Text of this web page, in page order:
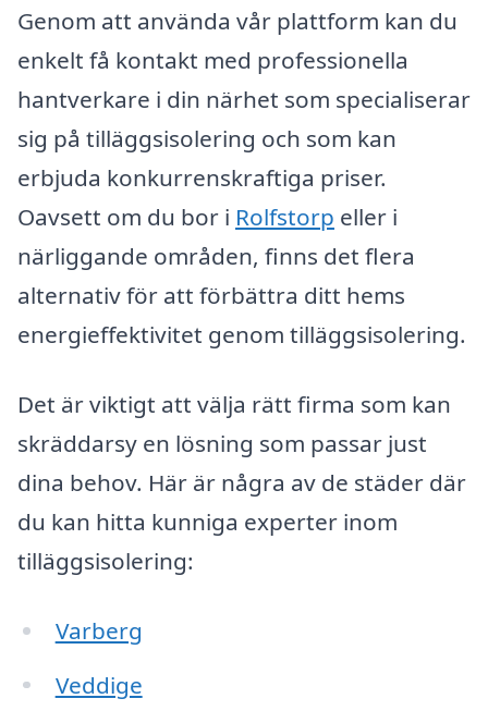
Genom att använda vår plattform kan du
enkelt få kontakt med professionella
hantverkare i din närhet som specialiserar
sig på tilläggsisolering och som kan
erbjuda konkurrenskraftiga priser.
Oavsett om du bor i Rolfstorp eller i
närliggande områden, finns det flera
alternativ för att förbättra ditt hems
energieffektivitet genom tilläggsisolering.
Det är viktigt att välja rätt firma som kan
skräddarsy en lösning som passar just
dina behov. Här är några av de städer där
du kan hitta kunniga experter inom
tilläggsisolering:
Varberg
Veddige